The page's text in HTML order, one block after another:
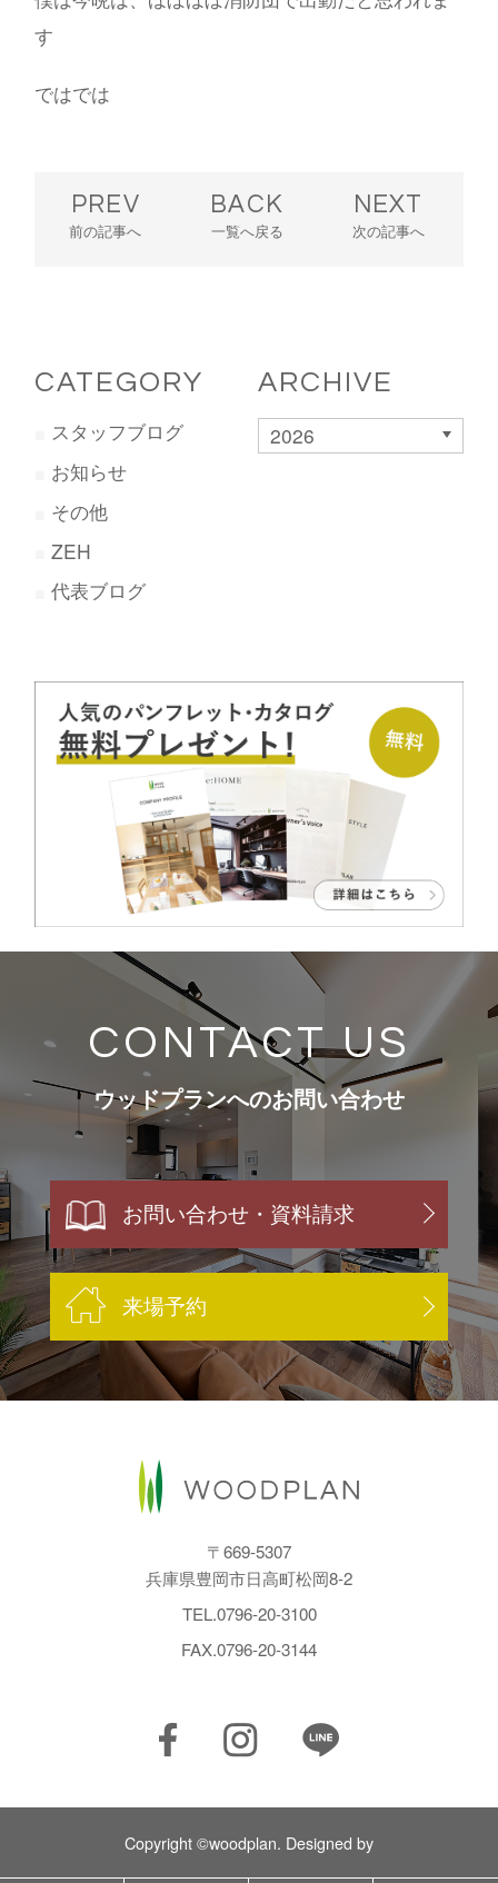
す
ではでは
PREV
前の記事へ
BACK
一覧へ戻る
NEXT
次の記事へ
CATEGORY
スタッフブログ
お知らせ
その他
ZEH
代表ブログ
ARCHIVE
2026
CONTACT US
ウッドプランへのお問い合わせ
お問い合わせ・資料請求
来場予約
〒669-5307
兵庫県豊岡市日高町松岡8-2
TEL.0796-20-3100
FAX.0796-20-3144
Copyright ©woodplan. Designed by